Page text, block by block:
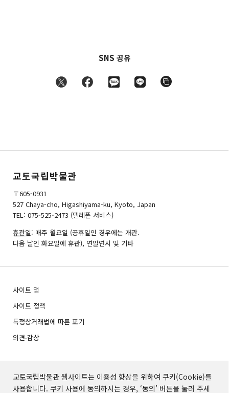
교토국립박물관 웹사이트는 이용성 향상을 위하여 쿠키(Cookie)를
사용합니다. 쿠키 사용에 동의하시는 경우, ‘동의’ 버튼을 눌러 주세
SNS 공유
교토국립박물관
〒605-0931
527 Chaya-cho, Higashiyama-ku, Kyoto, Japan
TEL: 075-525-2473 (텔레폰 서비스)
휴관일: 매주 월요일 (공휴일인 경우에는 개관.
다음 날인 화요일에 휴관), 연말연시 및 기타
사이트 정책
특정상거래법에 따른 표기
의견∙감상
사이트 맵